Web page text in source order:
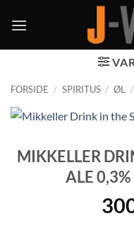
FORSIDE / SPIRITUS / ØL /
MIKKELLER
ALE